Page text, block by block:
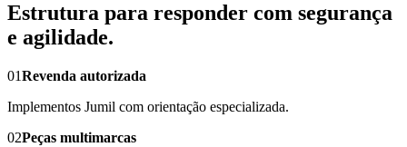
Estrutura para responder com segurança
e agilidade.
01Revenda autorizada
Implementos Jumil com orientação especializada.
02Peças multimarcas